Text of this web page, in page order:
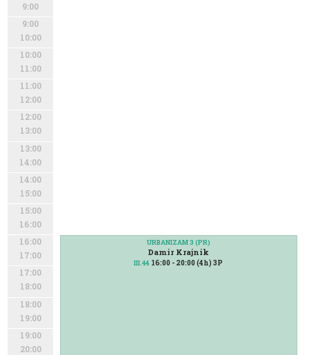
9:00
9:00
10:00
10:00
11:00
11:00
12:00
12:00
13:00
13:00
14:00
14:00
15:00
15:00
16:00
16:00
17:00
17:00
18:00
18:00
19:00
19:00
20:00
URBANIZAM 3 (PR)
Damir Krajnik
III.44 16:00 - 20:00 (4h) 3P